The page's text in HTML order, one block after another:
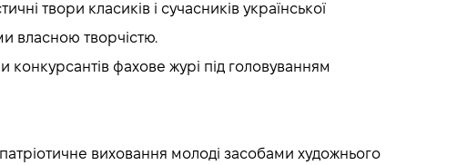
твори класиків і сучасників української
власною творчістю.
конкурсантів фахове журі під головуванням
виховання молоді засобами художнього